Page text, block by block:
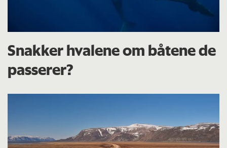
Snakker hvalene om båtene de
passerer?